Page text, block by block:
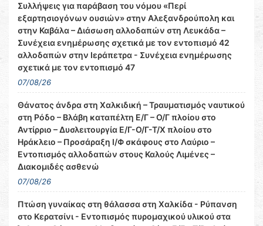
Συλλήψεις για παράβαση του νόμου «Περί
εξαρτησιογόνων ουσιών» στην Αλεξανδρούπολη και
στην Καβάλα – Διάσωση αλλοδαπών στη Λευκάδα –
Συνέχεια ενημέρωσης σχετικά με τον εντοπισμό 42
αλλοδαπών στην Ιεράπετρα - Συνέχεια ενημέρωσης
σχετικά με τον εντοπισμό 47
07/08/26
Θάνατος άνδρα στη Χαλκιδική – Τραυματισμός ναυτικού
στη Ρόδο – Βλάβη καταπέλτη Ε/Γ – Ο/Γ πλοίου στο
Αντίρριο – Δυσλειτουργία Ε/Γ-Ο/Γ-Τ/Χ πλοίου στο
Ηράκλειο – Προσάραξη Ι/Φ σκάφους στο Λαύριο –
Εντοπισμός αλλοδαπών στους Καλούς Λιμένες –
Διακομιδές ασθενώ
07/08/26
Πτώση γυναίκας στη θάλασσα στη Χαλκίδα - Ρύπανση
στο Κερατσίνι - Εντοπισμός πυρομαχικού υλικού στα